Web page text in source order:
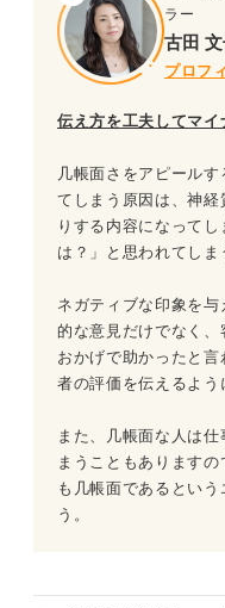
ラー
古田
プロフ
伝え方を工夫してマイ
几帳面さをアピール
てしまう原因は、神
りする内容になって
は？」と思われてしま
ネガティブな印象を
的な意見だけでなく
おかげで助かったと
者の評価を伝えるよう
また、几帳面な人は
まうこともあります
も几帳面であるとい
う。